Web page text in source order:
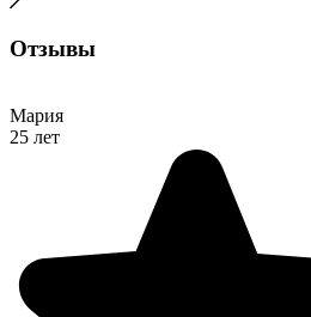
Отзывы
Мария
25 лет